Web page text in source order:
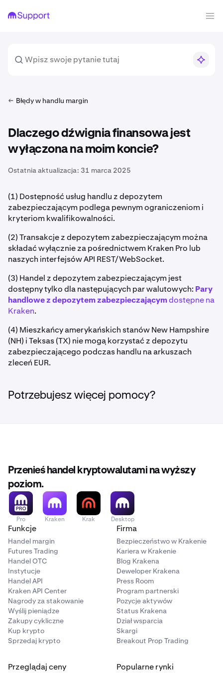
Błędy w handlu margin
Dlaczego dźwignia finansowa jest
wyłączona na moim koncie?
Ostatnia aktualizacja: 31 marca 2025
(1) Dostępność usług handlu z depozytem
zabezpieczającym podlega pewnym ograniczeniom i
kryteriom kwalifikowalności.
(2) Transakcje z depozytem zabezpieczającym można
składać wyłącznie za pośrednictwem Kraken Pro lub
naszych interfejsów API REST/WebSocket.
(3) Handel z depozytem zabezpieczającym jest
dostępny tylko dla następujących par walutowych: Pary
handlowe z depozytem zabezpieczającymdostępne na
Kraken.
(4) Mieszkańcy amerykańskich stanów New Hampshire
(NH) i Teksas (TX) nie mogą korzystać z depozytu
zabezpieczającego podczas handlu na arkuszach
zleceń EUR.
Potrzebujesz więcej pomocy?
Przenieś handel kryptowalutami na wyższy
poziom.
Pro Kraken Krak Desktop
Funkcje
Handel margin
Futures Trading
Handel OTC
Instytucje
Handel API
Kraken API Center
Nagrody za stakowanie
Wyślij pieniądze
Zakupy cykliczne
Kup krypto
Sprzedaj krypto
Firma
Bezpieczeństwo w Krakenie
Kariera w Krakenie
Blog Krakena
Deweloper Krakena
Press Room
Program partnerski
Pozycje aktywów
Status Krakena
Dział wsparcia
Skargi
Breakout Prop Trading
Przeglądaj ceny Popularne rynki